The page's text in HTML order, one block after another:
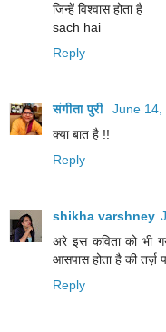
जिन्हें विश्वास होता है
sach hai
Reply
संगीता पुरी
June 14,
क्‍या बात है !!
Reply
shikha varshney
अरे इस कविता को भी
आसपास होता है की तर्ज़
Reply